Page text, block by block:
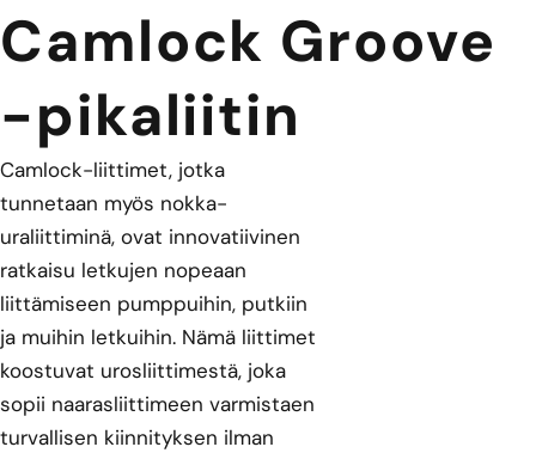
Camlock Groove
-pikaliitin
Camlock-liittimet, jotka
tunnetaan myös nokka-
uraliittiminä, ovat innovatiivinen
ratkaisu letkujen nopeaan
liittämiseen pumppuihin, putkiin
ja muihin letkuihin. Nämä liittimet
koostuvat urosliittimestä, joka
sopii naarasliittimeen varmistaen
turvallisen kiinnityksen ilman